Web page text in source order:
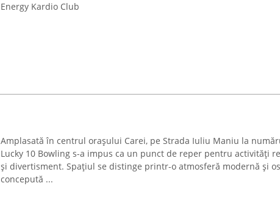
Energy Kardio Club
Amplasată în centrul orașului Carei, pe Strada Iuliu Maniu la
Lucky 10 Bowling s-a impus ca un punct de reper pentru activități
și divertisment. Spațiul se distinge printr-o atmosferă modernă și
concepută ...